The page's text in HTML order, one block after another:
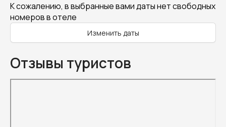
К сожалению, в выбранные вами даты нет свободных
номеров в отеле
Изменить даты
Отзывы туристов